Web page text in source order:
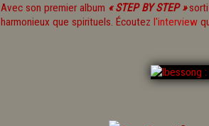
Avec son premier album « STEP BY STEP »sorti
harmonieux que spirituels. Écoutez l'interview